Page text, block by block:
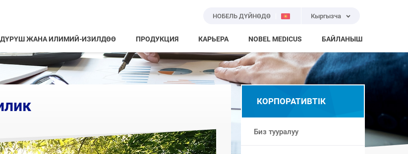
НОБЕЛЬ ДҮЙНӨДӨ Кыргызча
ЖАНА ИЛИМИЙ-ИЗИЛДӨӨ ПРОДУКЦИЯ КАРЬЕРА NOBEL MEDICUS БАЙЛАНЫШ
КОРПОРАТИВТІК
Биз тууралуу